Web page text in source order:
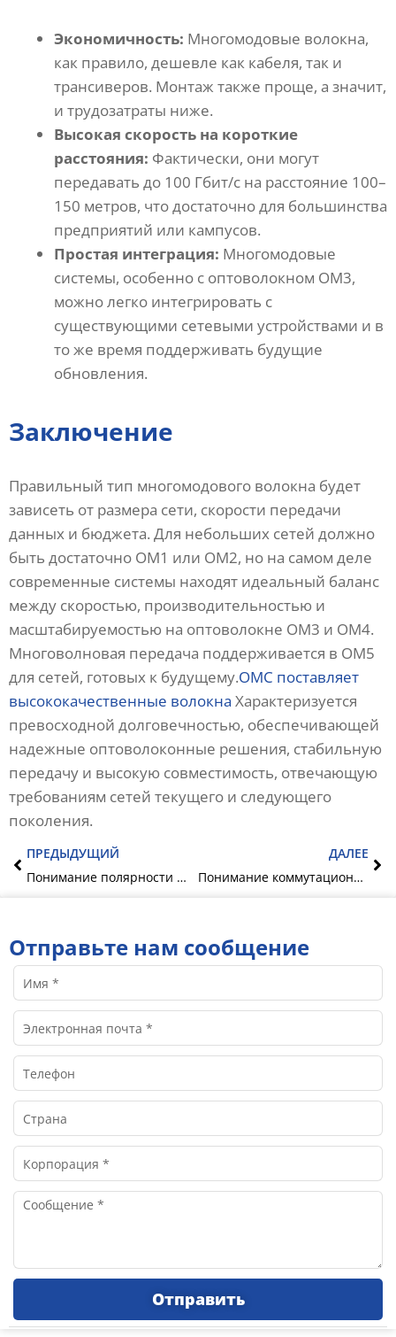
Экономичность: Многомодовые волокна,
как правило, дешевле как кабеля, так и
трансиверов. Монтаж также проще, а значит,
и трудозатраты ниже.
Высокая скорость на короткие
расстояния: Фактически, они могут
передавать до 100 Гбит/с на расстояние 100–
150 метров, что достаточно для большинства
предприятий или кампусов.
Простая интеграция: Многомодовые
системы, особенно с оптоволокном OM3,
можно легко интегрировать с
существующими сетевыми устройствами и в
то же время поддерживать будущие
обновления.
Заключение
Правильный тип многомодового волокна будет
зависеть от размера сети, скорости передачи
данных и бюджета. Для небольших сетей должно
быть достаточно OM1 или OM2, но на самом деле
современные системы находят идеальный баланс
между скоростью, производительностью и
масштабируемостью на оптоволокне OM3 и OM4.
Многоволновая передача поддерживается в OM5
для сетей, готовых к будущему.OMC поставляет
высококачественные волокна Характеризуется
превосходной долговечностью, обеспечивающей
надежные оптоволоконные решения, стабильную
передачу и высокую совместимость, отвечающую
требованиям сетей текущего и следующего
поколения.
Предыдущий
ПРЕДЫДУЩИЙ
Понимание полярности MTP – четкое руководство
ДАЛЕЕ
Понимание коммутационных панелей: Полное руководство по их роли в сетевой инфраструктуре
Отправьте нам сообщение
Имя
Электронная
почта
Телефон
Страна
Корпорация
Сообщение
Отправить